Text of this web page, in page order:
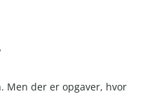
Men der er opgaver, hvor